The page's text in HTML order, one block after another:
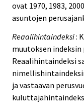
ovat 1970, 1983,
asuntojen
Reaalihintaindeksi:
muutoksen
Reaalihintaindeksi
ja vastaavan